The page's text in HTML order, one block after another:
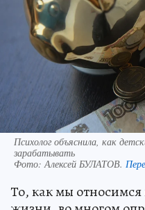
Психолог объяснила, как
зарабатывать
Фото:Алексей БУЛАТОВ.
То, как мы относимся